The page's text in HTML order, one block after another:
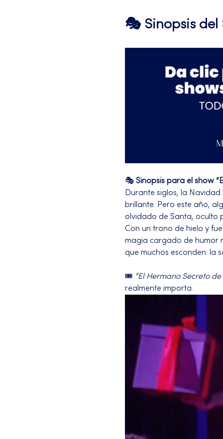
🎭 Sinopsis del
🎭 Sinopsis para el show
Durante siglos, la
brillante. Pero este año,
olvidado de Santa, oculto
Con un trono de hielo y
magia cargado de humor
que muchos esconden: la
🎟️ “El Hermano Secreto de
realmente importa.